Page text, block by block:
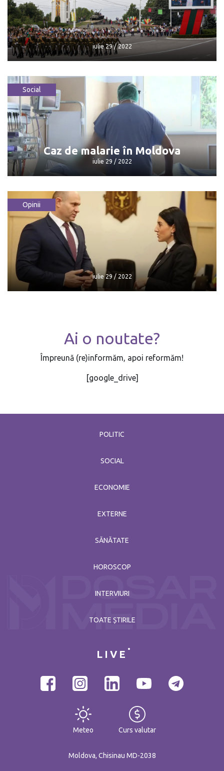
iulie 29 / 2022
iulie 29 / 2022
iulie 29 / 2022
Social
Caz de malarie în Moldova
iulie 29 / 2022
Caz de malarie în Moldova
Opinii
iulie 29 / 2022
iulie 29 / 2022
Ai o noutate?
Împreună (re)informăm, apoi reformăm!
[google_drive]
POLITIC
SOCIAL
ECONOMIE
EXTERNE
SĂNĂTATE
HOROSCOP
INTERVIURI
TOATE ȘTIRILE
LIVE
Meteo Curs valutar
Moldova, Chisinau MD-2038